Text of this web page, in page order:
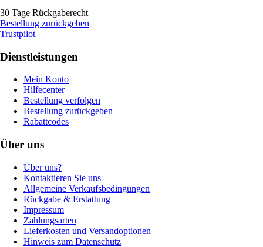
30 Tage Rückgaberecht
Bestellung zurückgeben
Trustpilot
Dienstleistungen
Mein Konto
Hilfecenter
Bestellung verfolgen
Bestellung zurückgeben
Rabattcodes
Über uns
Über uns?
Kontaktieren Sie uns
Allgemeine Verkaufsbedingungen
Rückgabe & Erstattung
Impressum
Zahlungsarten
Lieferkosten und Versandoptionen
Hinweis zum Datenschutz